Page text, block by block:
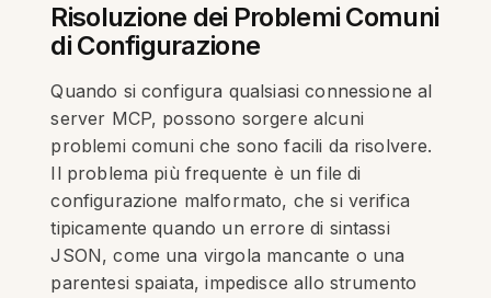
Risoluzione dei Problemi Comuni
di Configurazione
Quando si configura qualsiasi connessione al
server MCP, possono sorgere alcuni
problemi comuni che sono facili da risolvere.
Il problema più frequente è un file di
configurazione malformato, che si verifica
tipicamente quando un errore di sintassi
JSON, come una virgola mancante o una
parentesi spaiata, impedisce allo strumento